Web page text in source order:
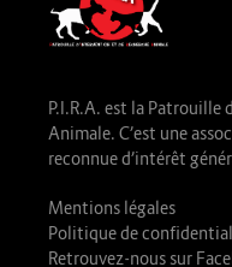
P.I.R.A. est la Patrouille
Animale. C’est une
reconnue d’intérêt
Mentions légales
Politique de
Retrouvez-nous sur